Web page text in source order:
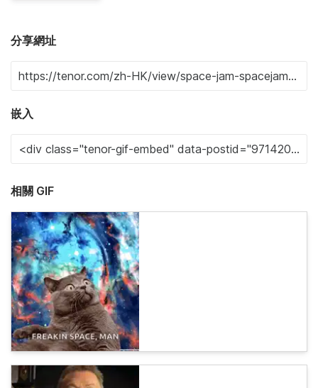
分享網址
嵌入
相關 GIF